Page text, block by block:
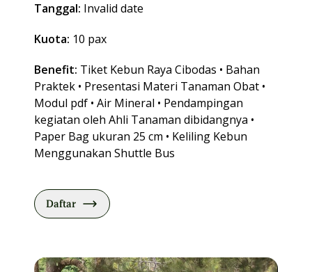
Tanggal: Invalid date
Kuota: 10 pax
Benefit: Tiket Kebun Raya Cibodas • Bahan
Praktek • Presentasi Materi Tanaman Obat •
Modul pdf • Air Mineral • Pendampingan
kegiatan oleh Ahli Tanaman dibidangnya •
Paper Bag ukuran 25 cm • Keliling Kebun
Menggunakan Shuttle Bus
Daftar